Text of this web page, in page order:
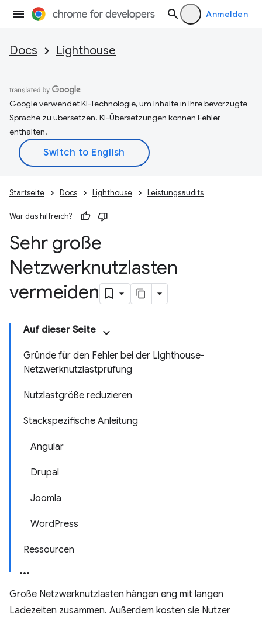
Anmelden
Docs Lighthouse
Google verwendet KI-Technologie, um Inhalte in Ihre bevorzugte
Sprache zu übersetzen. KI-Übersetzungen können Fehler
enthalten.
Startseite Docs Lighthouse Leistungsaudits
War das hilfreich?
Sehr große
Netzwerknutzlasten
vermeiden
Auf dieser Seite
Gründe für den Fehler bei der Lighthouse-
Netzwerknutzlastprüfung
Nutzlastgröße reduzieren
Stackspezifische Anleitung
Angular
Drupal
Joomla
WordPress
Ressourcen
Große Netzwerknutzlasten hängen eng mit langen
Ladezeiten zusammen. Außerdem kosten sie Nutzer